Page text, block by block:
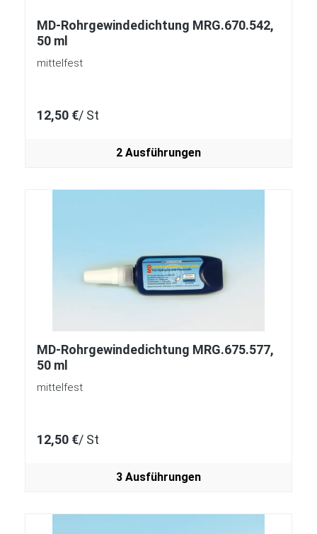
MD-Rohrgewindedichtung MRG.670.542,
50 ml
mittelfest
12,50 €/ St
2 Ausführungen
MD-Rohrgewindedichtung MRG.675.577,
50 ml
mittelfest
12,50 €/ St
3 Ausführungen